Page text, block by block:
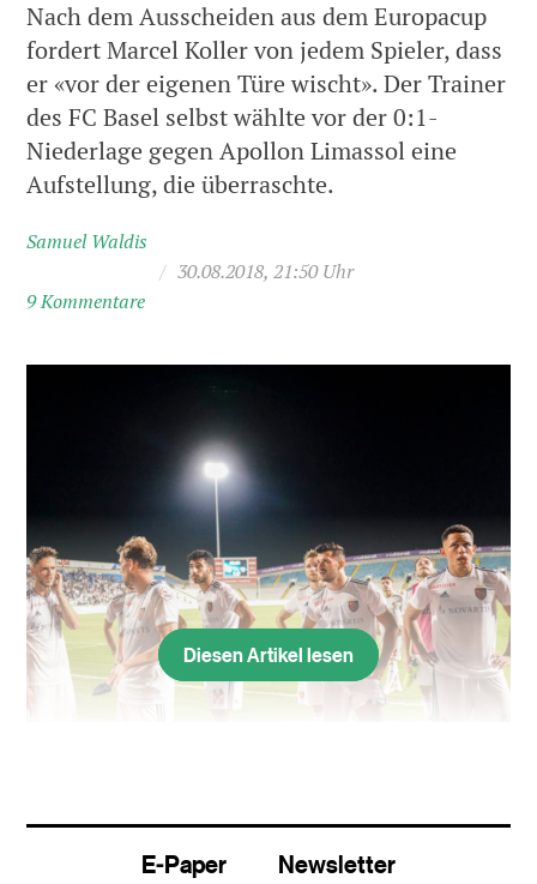
Nach dem Ausscheiden aus dem Europacup
fordert Marcel Koller von jedem Spieler, dass
er «vor der eigenen Türe wischt». Der Trainer
des FC Basel selbst wählte vor der 0:1-
Niederlage gegen Apollon Limassol eine
Aufstellung, die überraschte.
Samuel Waldis
/ 30.08.2018, 21:50 Uhr
9 Kommentare
Diesen Artikel lesen
E-Paper Newsletter